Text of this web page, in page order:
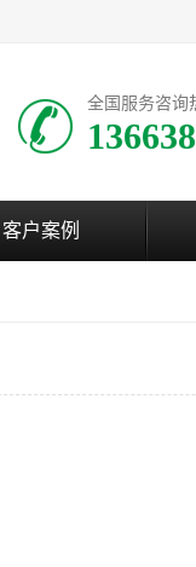
全国服务咨询
客户案例